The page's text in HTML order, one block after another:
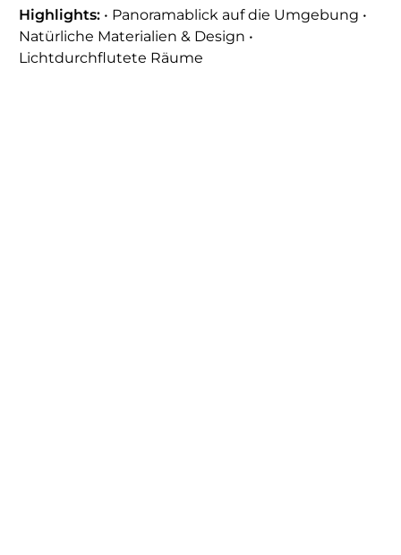
Highlights: • Panoramablick auf die Umgebung •
Natürliche Materialien & Design •
Lichtdurchflutete Räume